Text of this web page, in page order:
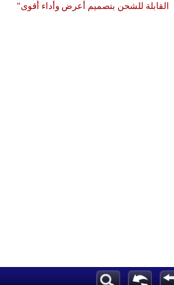
القابلة للشحن بتصميم أعرض وأداء أقوى”